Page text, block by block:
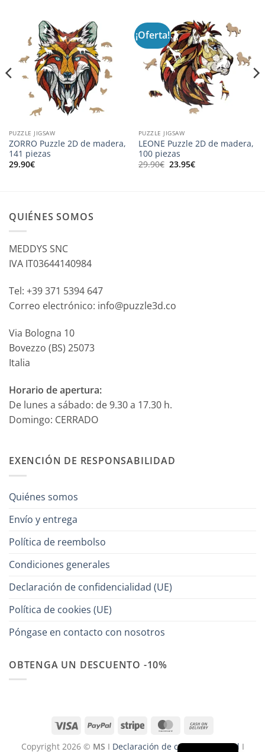
PUZZLE JIGSAW
ZORRO Puzzle 2D de madera,
141 piezas
29.90€
¡Oferta!
PUZZLE JIGSAW
LEONE Puzzle 2D de madera,
100 piezas
29.90€ El
precio
23.95€El
precio
QUIÉNES SOMOS
MEDDYS SNC
IVA IT03644140984
Tel: +39 371 5394 647
Correo electrónico: info@puzzle3d.co
Via Bologna 10
Bovezzo (BS) 25073
Italia
Horario de apertura:
De lunes a sábado: de 9.30 a 17.30 h.
Domingo: CERRADO
EXENCIÓN DE RESPONSABILIDAD
Quiénes somos
Envío y entrega
Política de reembolso
Condiciones generales
Declaración de confidencialidad (UE)
Política de cookies (UE)
Póngase en contacto con nosotros
OBTENGA UN DESCUENTO -10%
Visa PayPal Stripe MasterCard
Copyright 2026 © MS I Declaración de confidencialidad I